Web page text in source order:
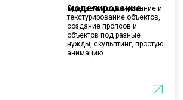
моделирование
Сделаем моделирование и
текстурирование объектов,
создание пропсов и
объектов под разные
нужды, скульптинг, простую
анимацию